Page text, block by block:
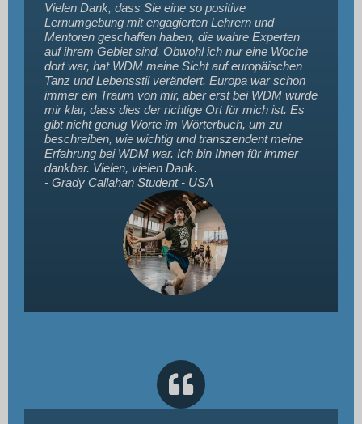
Vielen Dank, dass Sie eine so positive
Lernumgebung mit engagierten Lehrern und
Mentoren geschaffen haben, die wahre Experten
auf ihrem Gebiet sind. Obwohl ich nur eine Woche
dort war, hat WDM meine Sicht auf europäischen
Tanz und Lebensstil verändert. Europa war schon
immer ein Traum von mir, aber erst bei WDM wurde
mir klar, dass dies der richtige Ort für mich ist. Es
gibt nicht genug Worte im Wörterbuch, um zu
beschreiben, wie wichtig und transzendent meine
Erfahrung bei WDM war. Ich bin Ihnen für immer
dankbar. Vielen, vielen Dank.
- Grady Callahan Student - USA